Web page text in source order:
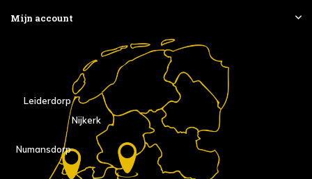
Mijn account
Nijkerk
Numansdorp
Leiderdorp